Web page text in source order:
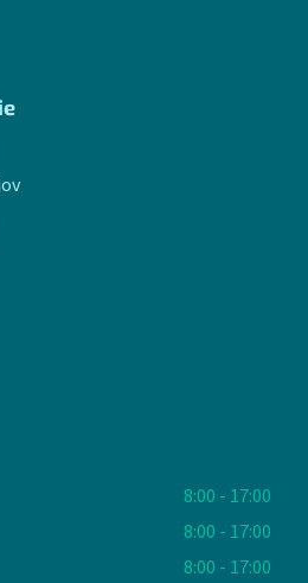
8:00 - 17:00
8:00 - 17:00
8:00 - 17:00